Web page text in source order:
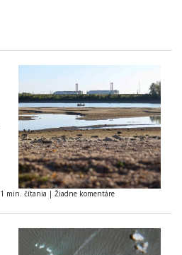
1 min. čítania | Žiadne komentáre